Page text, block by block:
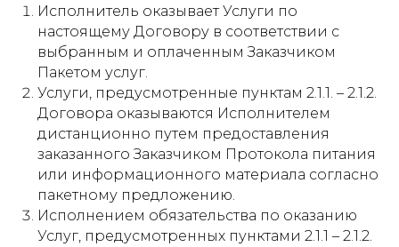
Исполнитель оказывает Услуги по
настоящему Договору в соответствии с
выбранным и оплаченным Заказчиком
Пакетом услуг.
Услуги, предусмотренные пунктам 2.1.1. – 2.1.2.
Договора оказываются Исполнителем
дистанционно путем предоставления
заказанного Заказчиком Протокола питания
или информационного материала согласно
пакетному предложению.
Исполнением обязательства по оказанию
Услуг, предусмотренных пунктами 2.1.1 – 2.1.2.